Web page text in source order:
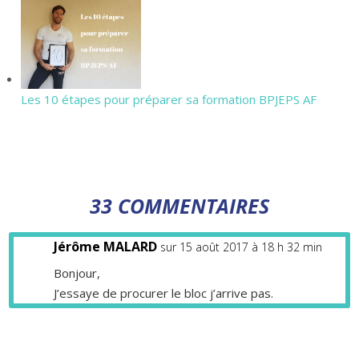
Les 10 étapes pour préparer sa formation BPJEPS AF
33 COMMENTAIRES
Jérôme MALARD sur 15 août 2017 à 18 h 32 min
Bonjour,
J’essaye de procurer le bloc j’arrive pas.